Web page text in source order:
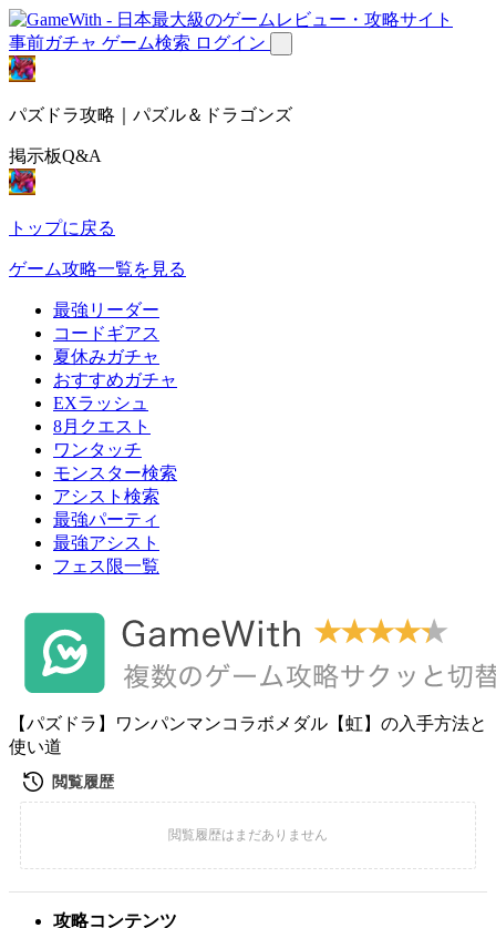
事前ガチャ ゲーム検索 ログイン
パズドラ攻略｜パズル＆ドラゴンズ
掲示板Q&A
トップに戻る
ゲーム攻略一覧を見る
最強リーダー
コードギアス
夏休みガチャ
おすすめガチャ
EXラッシュ
8月クエスト
ワンタッチ
モンスター検索
アシスト検索
最強パーティ
最強アシスト
フェス限一覧
【パズドラ】ワンパンマンコラボメダル【虹】の入手方法と
使い道
攻略コンテンツ